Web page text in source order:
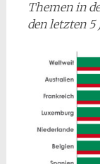
Themen in
den letzten 5